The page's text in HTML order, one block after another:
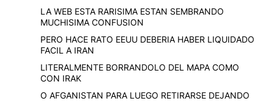
LA WEB ESTA RARISIMA ESTAN SEMBRANDO
MUCHISIMA CONFUSION
PERO HACE RATO EEUU DEBERIA HABER LIQUIDADO
FACIL A IRAN
LITERALMENTE BORRANDOLO DEL MAPA COMO
CON IRAK
O AFGANISTAN PARA LUEGO RETIRARSE DEJANDO